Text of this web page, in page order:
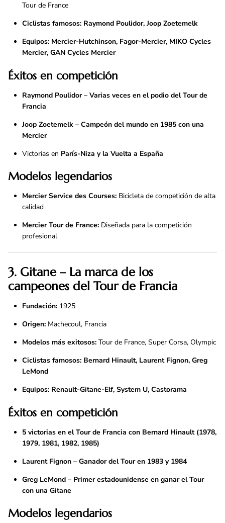
Tour de France
Ciclistas famosos: Raymond Poulidor, Joop Zoetemelk
Equipos: Mercier-Hutchinson, Fagor-Mercier, MIKO Cycles
Mercier, GAN Cycles Mercier
Éxitos en competición
Raymond Poulidor – Varias veces en el podio del Tour de
Francia
Joop Zoetemelk – Campeón del mundo en 1985 con una
Mercier
Victorias en París-Niza y la Vuelta a España
Modelos legendarios
Mercier Service des Courses: Bicicleta de competición de alta
calidad
Mercier Tour de France: Diseñada para la competición
profesional
3. Gitane – La marca de los
campeones del Tour de Francia
Fundación: 1925
Origen: Machecoul, Francia
Modelos más exitosos: Tour de France, Super Corsa, Olympic
Ciclistas famosos: Bernard Hinault, Laurent Fignon, Greg
LeMond
Equipos: Renault-Gitane-Elf, System U, Castorama
Éxitos en competición
5 victorias en el Tour de Francia con Bernard Hinault (1978,
1979, 1981, 1982, 1985)
Laurent Fignon – Ganador del Tour en 1983 y 1984
Greg LeMond – Primer estadounidense en ganar el Tour
con una Gitane
Modelos legendarios